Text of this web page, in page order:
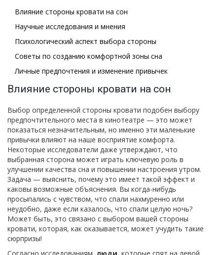
Влияние стороны кровати на сон
Научные исследования и мнения
Психологический аспект выбора стороны
Советы по созданию комфортной зоны сна
Личные предпочтения и изменение привычек
Влияние стороны кровати на сон
Выбор определенной стороны кровати подобен выбору
предпочтительного места в кинотеатре — это может
показаться незначительным, но именно эти маленькие
привычки влияют на наше восприятие комфорта.
Некоторые исследователи даже утверждают, что
выбранная сторона может играть ключевую роль в
улучшении качества сна и повышении настроения утром.
Задача — выяснить, почему это имеет такой эффект и
каковы возможные объяснения. Вы когда-нибудь
просыпались с чувством, что спали нахмуренно или
неудобно, даже если казалось, что спали целую ночь?
Может быть, это связано с выбором вашей стороны
кровати, которая, как оказывается, может учудить такие
сюрпризы!